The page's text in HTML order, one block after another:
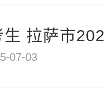
生 拉萨市
07-03